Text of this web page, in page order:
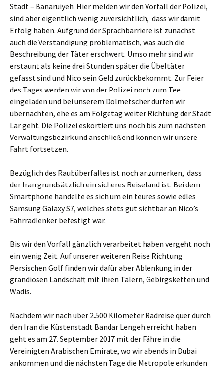
Stadt – Banaruiyeh. Hier melden wir den Vorfall der Polizei,
sind aber eigentlich wenig zuversichtlich, dass wir damit
Erfolg haben. Aufgrund der Sprachbarriere ist zunächst
auch die Verständigung problematisch, was auch die
Beschreibung der Täter erschwert. Umso mehr sind wir
erstaunt als keine drei Stunden später die Übeltäter
gefasst sind und Nico sein Geld zurückbekommt. Zur Feier
des Tages werden wir von der Polizei noch zum Tee
eingeladen und bei unserem Dolmetscher dürfen wir
übernachten, ehe es am Folgetag weiter Richtung der Stadt
Lar geht. Die Polizei eskortiert uns noch bis zum nächsten
Verwaltungsbezirk und anschließend können wir unsere
Fahrt fortsetzen.
Bezüglich des Raubüberfalles ist noch anzumerken, dass
der Iran grundsätzlich ein sicheres Reiseland ist. Bei dem
Smartphone handelte es sich um ein teures sowie edles
Samsung Galaxy S7, welches stets gut sichtbar an Nico’s
Fahrradlenker befestigt war.
Bis wir den Vorfall gänzlich verarbeitet haben vergeht noch
ein wenig Zeit. Auf unserer weiteren Reise Richtung
Persischen Golf finden wir dafür aber Ablenkung in der
grandiosen Landschaft mit ihren Tälern, Gebirgsketten und
Wadis.
Nachdem wir nach über 2.500 Kilometer Radreise quer durch
den Iran die Küstenstadt Bandar Lengeh erreicht haben
geht es am 27. September 2017 mit der Fähre in die
Vereinigten Arabischen Emirate, wo wir abends in Dubai
ankommen und die nächsten Tage die Metropole erkunden